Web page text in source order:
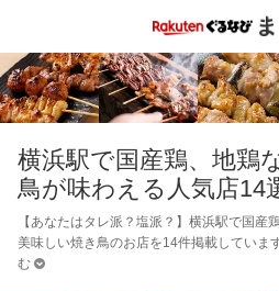
横浜駅で国産鶏、地鶏
鳥が味わえる人気店14
【あなたはタレ派？塩派？】横浜駅で国産
美味しい焼き鳥のお店を14件掲載していま
む